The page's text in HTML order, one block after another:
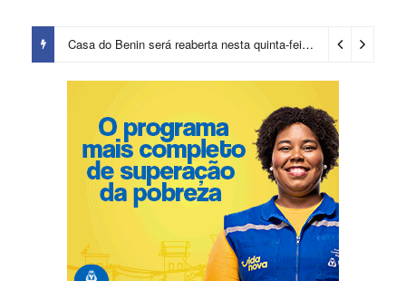
Casa do Benin será reaberta nesta quinta-feira (6) 2 dias ago